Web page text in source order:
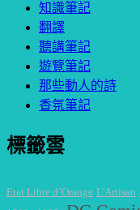
知識筆記
翻譯
聽講筆記
遊覽筆記
那些動人的詩
香氛筆記
標籤雲
Etat Libre d’Orange L'Artisan